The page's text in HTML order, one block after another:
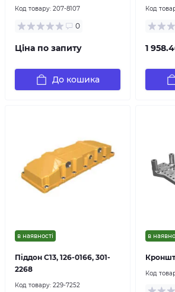
Код товару: 207-8107
0
Ціна по запиту
До кошика
Код
1
в наявності
Піддон C13, 126-0166, 301-
2268
Код товару: 229-7252
в
Код